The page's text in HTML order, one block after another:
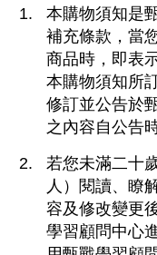
本購物須知是
補充條款，當
商品時，即表
本購物須知所
修訂並公告於
之內容自公告
若您未滿二十
人）閱讀、瞭
容及修改變更
學習顧問中心